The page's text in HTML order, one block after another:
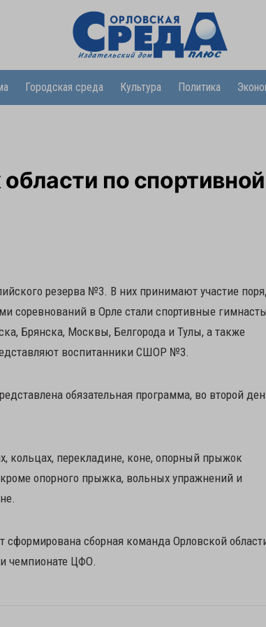
Городская среда Культура Политика
по спортивной
резерва №3. В них принимают участие
соревнований в Орле стали спортивные
Брянска, Москвы, Белгорода и Тулы, а также
воспитанники СШОР №3.
обязательная программа, во второй
кольцах, перекладине, коне, опорный прыжок
опорного прыжка, вольных упражнений и
сформирована сборная команда Орловской
чемпионате ЦФО.